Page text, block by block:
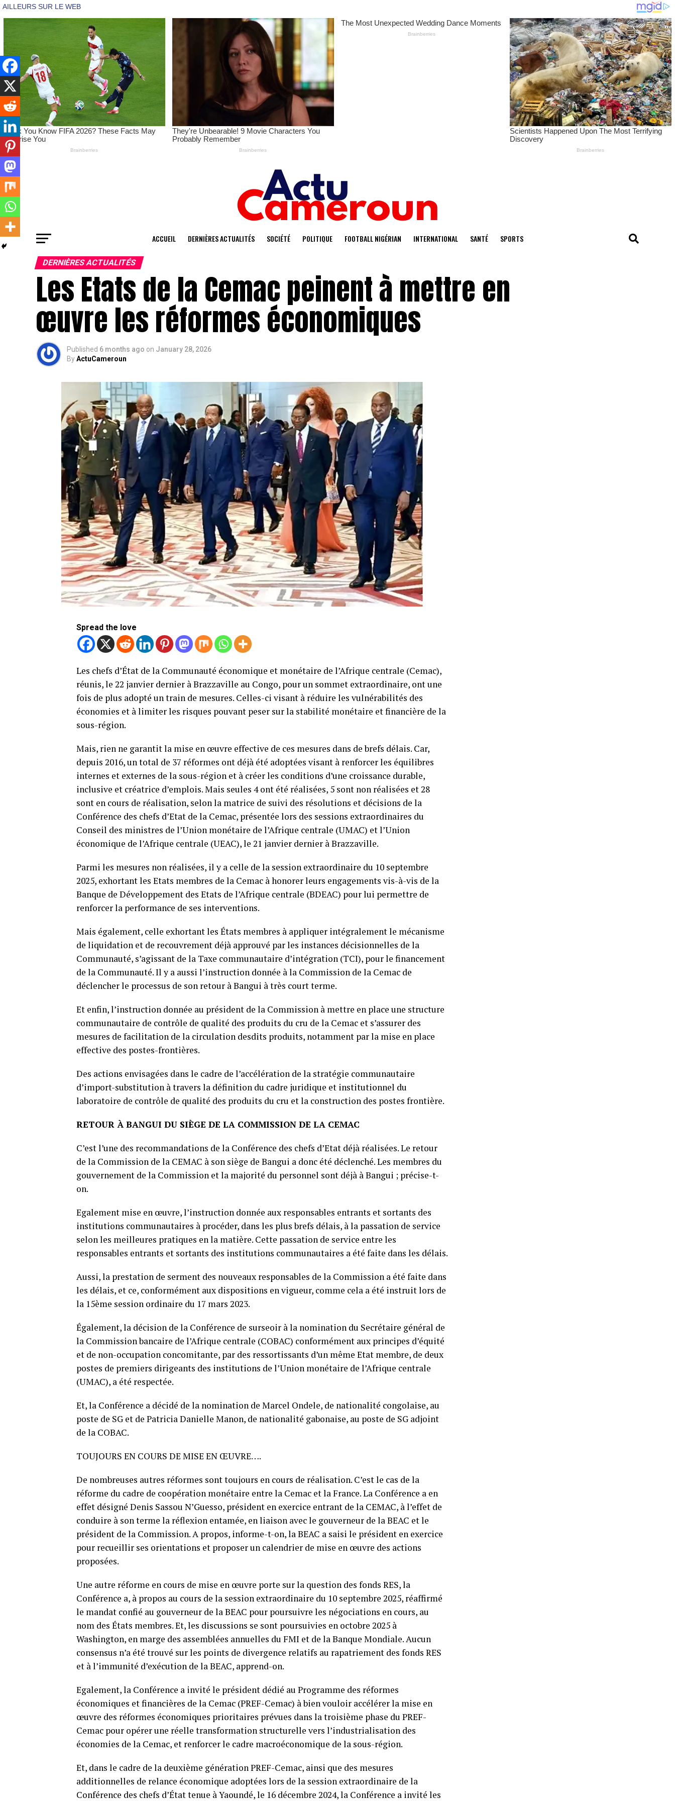
ACCUEIL DERNIÈRES ACTUALITÉS SOCIÉTÉ POLITIQUE FOOTBALL NIGÉRIAN INTERNATIONAL SANTÉ SPORTS
DERNIÈRES ACTUALITÉS
Les Etats de la Cemac peinent à mettre en
œuvre les réformes économiques
Published 6 months ago on January 28, 2026
ByActuCameroun
Spread the love
Les chefs d’État de la Communauté économique et monétaire de l’Afrique centrale (Cemac),
réunis, le 22 janvier dernier à Brazzaville au Congo, pour un sommet extraordinaire, ont une
fois de plus adopté un train de mesures. Celles-ci visant à réduire les vulnérabilités des
économies et à limiter les risques pouvant peser sur la stabilité monétaire et financière de la
sous-région.
Mais, rien ne garantit la mise en œuvre effective de ces mesures dans de brefs délais. Car,
depuis 2016, un total de 37 réformes ont déjà été adoptées visant à renforcer les équilibres
internes et externes de la sous-région et à créer les conditions d’une croissance durable,
inclusive et créatrice d’emplois. Mais seules 4 ont été réalisées, 5 sont non réalisées et 28
sont en cours de réalisation, selon la matrice de suivi des résolutions et décisions de la
Conférence des chefs d’Etat de la Cemac, présentée lors des sessions extraordinaires du
Conseil des ministres de l’Union monétaire de l’Afrique centrale (UMAC) et l’Union
économique de l’Afrique centrale (UEAC), le 21 janvier dernier à Brazzaville.
Parmi les mesures non réalisées, il y a celle de la session extraordinaire du 10 septembre
2025, exhortant les Etats membres de la Cemac à honorer leurs engagements vis-à-vis de la
Banque de Développement des Etats de l’Afrique centrale (BDEAC) pour lui permettre de
renforcer la performance de ses interventions.
Mais également, celle exhortant les États membres à appliquer intégralement le mécanisme
de liquidation et de recouvrement déjà approuvé par les instances décisionnelles de la
Communauté, s’agissant de la Taxe communautaire d’intégration (TCI), pour le financement
de la Communauté. Il y a aussi l’instruction donnée à la Commission de la Cemac de
déclencher le processus de son retour à Bangui à très court terme.
Et enfin, l’instruction donnée au président de la Commission à mettre en place une structure
communautaire de contrôle de qualité des produits du cru de la Cemac et s’assurer des
mesures de facilitation de la circulation desdits produits, notamment par la mise en place
effective des postes-frontières.
Des actions envisagées dans le cadre de l’accélération de la stratégie communautaire
d’import-substitution à travers la définition du cadre juridique et institutionnel du
laboratoire de contrôle de qualité des produits du cru et la construction des postes frontière.
RETOUR À BANGUI DU SIÈGE DE LA COMMISSION DE LA CEMAC
C’est l’une des recommandations de la Conférence des chefs d’Etat déjà réalisées. Le retour
de la Commission de la CEMAC à son siège de Bangui a donc été déclenché. Les membres du
gouvernement de la Commission et la majorité du personnel sont déjà à Bangui ; précise-t-
on.
Egalement mise en œuvre, l’instruction donnée aux responsables entrants et sortants des
institutions communautaires à procéder, dans les plus brefs délais, à la passation de service
selon les meilleures pratiques en la matière. Cette passation de service entre les
responsables entrants et sortants des institutions communautaires a été faite dans les délais.
Aussi, la prestation de serment des nouveaux responsables de la Commission a été faite dans
les délais, et ce, conformément aux dispositions en vigueur, comme cela a été instruit lors de
la 15ème session ordinaire du 17 mars 2023.
Également, la décision de la Conférence de surseoir à la nomination du Secrétaire général de
la Commission bancaire de l’Afrique centrale (COBAC) conformément aux principes d’équité
et de non-occupation concomitante, par des ressortissants d’un même Etat membre, de deux
postes de premiers dirigeants des institutions de l’Union monétaire de l’Afrique centrale
(UMAC), a été respectée.
Et, la Conférence a décidé de la nomination de Marcel Ondele, de nationalité congolaise, au
poste de SG et de Patricia Danielle Manon, de nationalité gabonaise, au poste de SG adjoint
de la COBAC.
TOUJOURS EN COURS DE MISE EN ŒUVRE….
De nombreuses autres réformes sont toujours en cours de réalisation. C’est le cas de la
réforme du cadre de coopération monétaire entre la Cemac et la France. La Conférence a en
effet désigné Denis Sassou N’Guesso, président en exercice entrant de la CEMAC, à l’effet de
conduire à son terme la réflexion entamée, en liaison avec le gouverneur de la BEAC et le
président de la Commission. A propos, informe-t-on, la BEAC a saisi le président en exercice
pour recueillir ses orientations et proposer un calendrier de mise en œuvre des actions
proposées.
Une autre réforme en cours de mise en œuvre porte sur la question des fonds RES, la
Conférence a, à propos au cours de la session extraordinaire du 10 septembre 2025, réaffirmé
le mandat confié au gouverneur de la BEAC pour poursuivre les négociations en cours, au
nom des États membres. Et, les discussions se sont poursuivies en octobre 2025 à
Washington, en marge des assemblées annuelles du FMI et de la Banque Mondiale. Aucun
consensus n’a été trouvé sur les points de divergence relatifs au rapatriement des fonds RES
et à l’immunité d’exécution de la BEAC, apprend-on.
Egalement, la Conférence a invité le président dédié au Programme des réformes
économiques et financières de la Cemac (PREF-Cemac) à bien vouloir accélérer la mise en
œuvre des réformes économiques prioritaires prévues dans la troisième phase du PREF-
Cemac pour opérer une réelle transformation structurelle vers l’industrialisation des
économies de la Cemac, et renforcer le cadre macroéconomique de la sous-région.
Et, dans le cadre de la deuxième génération PREF-Cemac, ainsi que des mesures
additionnelles de relance économique adoptées lors de la session extraordinaire de la
Conférence des chefs d’État tenue à Yaoundé, le 16 décembre 2024, la Conférence a invité les